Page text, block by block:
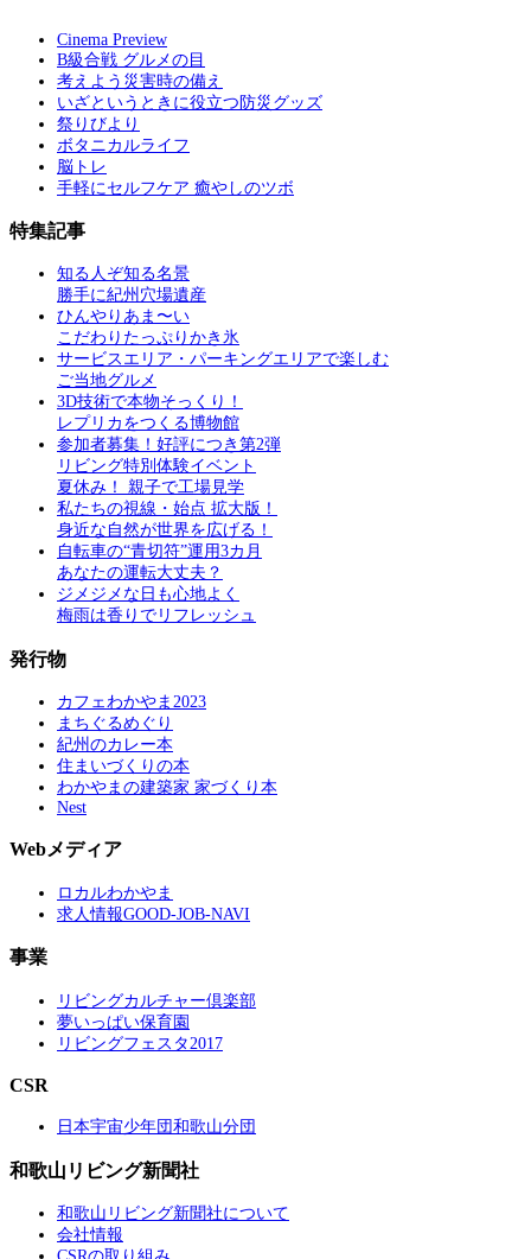
Cinema Preview
B級合戦 グルメの目
考えよう災害時の備え
いざというときに役立つ防災グッズ
祭りびより
ボタニカルライフ
脳トレ
手軽にセルフケア 癒やしのツボ
特集記事
知る人ぞ知る名景
勝手に紀州穴場遺産
ひんやりあま〜い
こだわりたっぷりかき氷
サービスエリア・パーキングエリアで楽しむ
ご当地グルメ
3D技術で本物そっくり！
レプリカをつくる博物館
参加者募集！好評につき第2弾
リビング特別体験イベント
夏休み！ 親子で工場見学
私たちの視線・始点 拡大版！
身近な自然が世界を広げる！
自転車の“青切符”運用3カ月
あなたの運転大丈夫？
ジメジメな日も心地よく
梅雨は香りでリフレッシュ
発行物
カフェわかやま2023
まちぐるめぐり
紀州のカレー本
住まいづくりの本
わかやまの建築家 家づくり本
Nest
Webメディア
ロカルわかやま
求人情報GOOD-JOB-NAVI
事業
リビングカルチャー倶楽部
夢いっぱい保育園
リビングフェスタ2017
CSR
日本宇宙少年団和歌山分団
和歌山リビング新聞社
和歌山リビング新聞社について
会社情報